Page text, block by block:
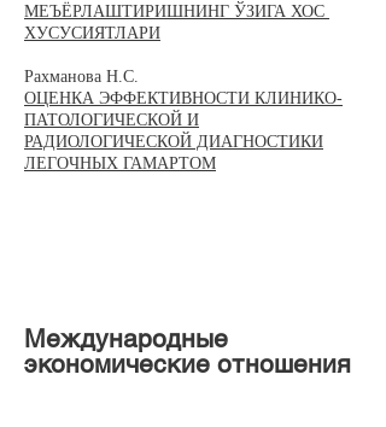
МЕЪЁРЛАШТИРИШНИНГ ЎЗИГА ХОС
ХУСУСИЯТЛАРИ
Рахманова Н.С.
ОЦЕНКА ЭФФЕКТИВНОСТИ КЛИНИКО-
ПАТОЛОГИЧЕСКОЙ И
РАДИОЛОГИЧЕСКОЙ ДИАГНОСТИКИ
ЛЕГОЧНЫХ ГАМАРТОМ
Международные
экономические отношения